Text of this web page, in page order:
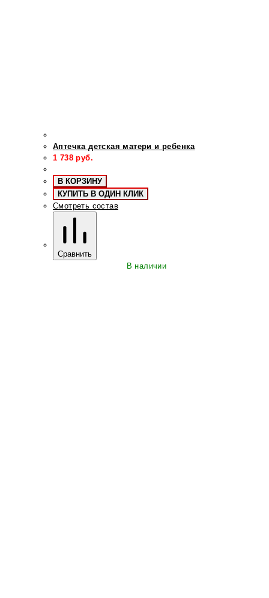
Аптечка детская матери и ребенка
1 738 руб.
В КОРЗИНУ
КУПИТЬ В ОДИН КЛИК
Смотреть состав
Сравнить
В наличии